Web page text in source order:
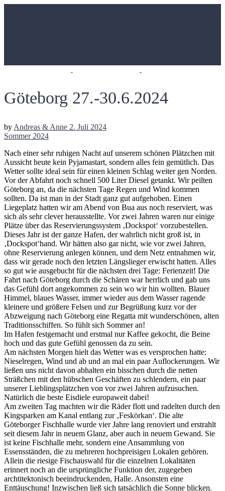
Göteborg 27.-30.6.2024
byAndreas & Anne 2. Juli 2024
Sommer 2024
Nach einer sehr ruhigen Nacht auf unserem schönen Plätzchen mit
Aussicht heute kein Pyjamastart, sondern alles fein gemütlich. Das
Wetter sollte ideal sein für einen kleinen Schlag weiter gen Norden.
Vor der Abfahrt noch schnell 500 Liter Diesel getankt. Wir peilten
Göteborg an, da die nächsten Tage Regen und Wind kommen
sollten. Da ist man in der Stadt ganz gut aufgehoben. Einen
Liegeplatz hatten wir am Abend von Bua aus noch reserviert, was
sich als sehr clever herausstellte. Vor zwei Jahren waren nur einige
Plätze über das Reservierungssystem ‚Dockspot‘ vorzubestellen.
Dieses Jahr ist der ganze Hafen, der wahrlich nicht groß ist, in
‚Dockspot‘hand. Wir hätten also gar nicht, wie vor zwei Jahren,
ohne Reservierung anlegen können, und dem Netz entnahmen wir,
dass wir gerade noch den letzten Längslieger erwischt hatten. Alles
so gut wie ausgebucht für die nächsten drei Tage: Ferienzeit! Die
Fahrt nach Göteborg durch die Schären war herrlich und gab uns
das Gefühl dort angekommen zu sein wo wir hin wollten. Blauer
Himmel, blaues Wasser, immer wieder aus dem Wasser ragende
kleinere und größere Felsen und zur Begrüßung kurz vor der
Abzweigung nach Göteborg eine Regatta mit wunderschönen, alten
Traditionsschiffen. So fühlt sich Sommer an!
Im Hafen festgemacht und erstmal nur Kaffee gekocht, die Beine
hoch und das gute Gefühl genossen da zu sein.
Am nächsten Morgen hielt das Wetter was es versprochen hatte:
Nieselregen, Wind und ab und an mal ein paar Auflockerungen. Wir
ließen uns nicht davon abhalten ein bisschen durch die netten
Sträßchen mit den hübschen Geschäften zu schlendern, ein paar
unserer Lieblingsplätzchen von vor zwei Jahren aufzusuchen.
Natürlich die beste Eisdiele europaweit dabei!
Am zweiten Tag machten wir die Räder flott und radelten durch den
Kingsparken am Kanal entlang zur ‚Feskörkan‘. Die alte
Göteborger Fischhalle wurde vier Jahre lang renoviert und erstrahlt
seit diesem Jahr in neuem Glanz, aber auch in neuem Gewand. Sie
ist keine Fischhalle mehr, sondern eine Ansammlung von
Essensständen, die zu mehreren hochpreisigen Lokalen gehören.
Allein die riesige Fischauswahl für die einzelnen Lokalitäten
erinnert noch an die ursprüngliche Funktion der, zugegeben
archtitektonisch beeindruckenden, Halle. Ansonsten eine
Enttäuschung! Inzwischen ließ sich tatsächlich die Sonne blicken.